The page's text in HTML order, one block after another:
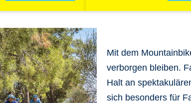
Mit dem
verborgen bleiben.
Halt an
sich besonders für